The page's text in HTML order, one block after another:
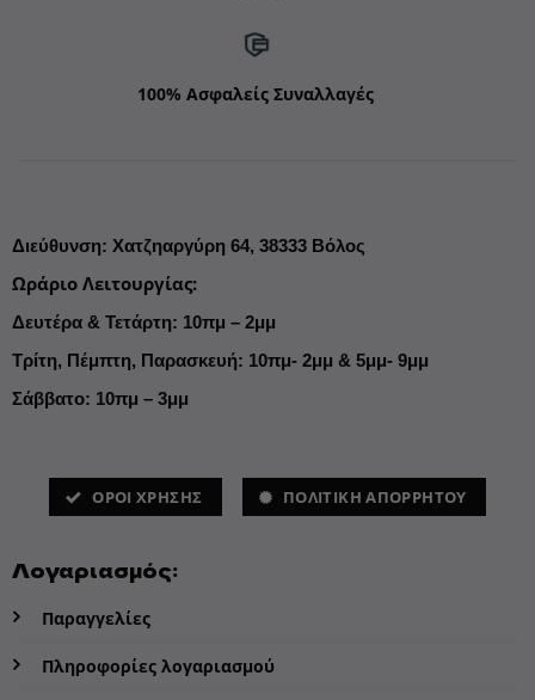
100% Ασφαλείς Συναλλαγές
Διεύθυνση: Χατζηαργύρη 64, 38333 Βόλος
Ωράριο Λειτουργίας:
Δευτέρα & Τετάρτη: 10πμ – 2μμ
Τρίτη, Πέμπτη, Παρασκευή: 10πμ- 2μμ & 5μμ- 9μμ
Σάββατο: 10πμ – 3μμ
ΌΡΟΙ ΧΡΗΣΗΣ ΠΟΛΙΤΙΚΗ ΑΠΟΡΡΗΤΟΥ
Λογαριασμός:
Παραγγελίες
Πληροφορίες λογαριασμού